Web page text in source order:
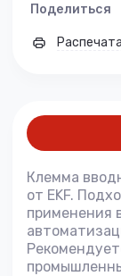
Поделиться
Клемма
от EKF.
применения